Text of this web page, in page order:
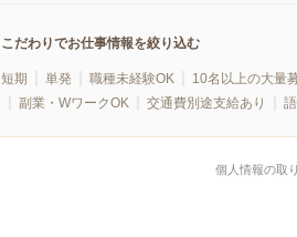
こだわりでお仕事情報を絞り込む
短期 単発 職種未経験OK 10名以上の大量
副業・WワークOK
交通費別途支給あり
個人情報の取